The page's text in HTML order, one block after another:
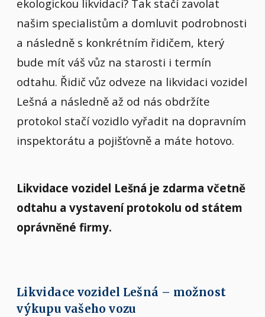
ekologickou likvidaci? Tak stačí zavolat
našim specialistům a domluvit podrobnosti
a následně s konkrétním řidičem, který
bude mít váš vůz na starosti i termín
odtahu. Řidič vůz odveze na likvidaci vozidel
Lešná a následně až od nás obdržíte
protokol stačí vozidlo vyřadit na dopravním
inspektorátu a pojišťovně a máte hotovo.
Likvidace vozidel Lešná je zdarma včetně
odtahu a vystavení protokolu od státem
oprávněné firmy.
Likvidace vozidel Lešná – možnost
výkupu vašeho vozu